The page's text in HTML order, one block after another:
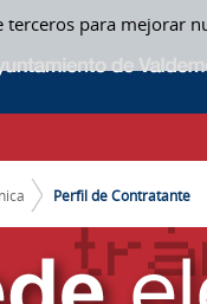
para mejorar
Perfil de Contratante